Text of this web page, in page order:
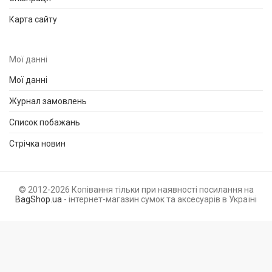
Карта сайту
Мої данні
Мої данні
Журнал замовлень
Список побажань
Стрічка новин
© 2012-2026 Копівання тільки при наявності посилання на
BagShop.ua - інтернет-магазин сумок та аксесуарів в Україні